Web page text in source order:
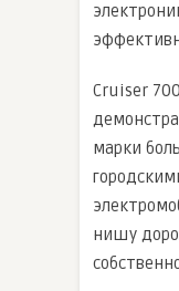
Cruiser
марки
нишу